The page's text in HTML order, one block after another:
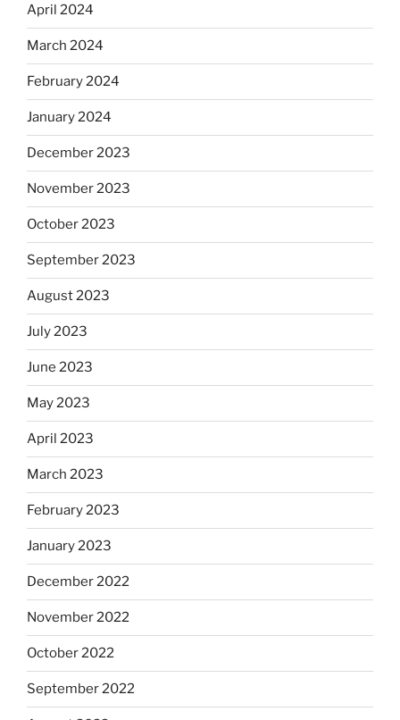
April 2024
March 2024
February 2024
January 2024
December 2023
November 2023
October 2023
September 2023
August 2023
July 2023
June 2023
May 2023
April 2023
March 2023
February 2023
January 2023
December 2022
November 2022
October 2022
September 2022